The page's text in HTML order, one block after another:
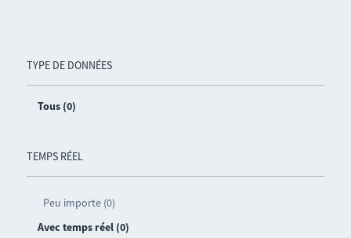
TYPE DE DONNÉES
Tous (0)
TEMPS RÉEL
Peu importe (0)
Avec temps réel (0)